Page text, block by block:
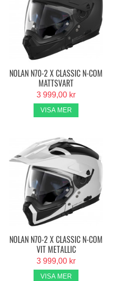
NOLAN N70-2 X CLASSIC N-COM
MATTSVART
3 999,00 kr
VISA MER
NOLAN N70-2 X CLASSIC N-COM
VIT METALLIC
3 999,00 kr
VISA MER